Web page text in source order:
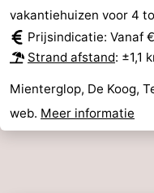
Texel
Vogelmient
minutes
Strand
Zien
&
doen
Bezienswaardigheden
-
vakantiehuizen voor 4
Prijsindicatie: Vanaf
Strand afstand: ±1,1
Mienterglop, De Koog,
web. Meer informatie